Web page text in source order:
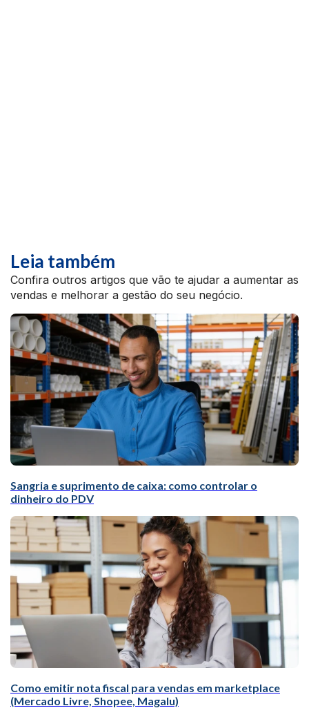
Leia também
Confira outros artigos que vão te ajudar a aumentar as
vendas e melhorar a gestão do seu negócio.
Sangria e suprimento de caixa: como controlar o
dinheiro do PDV
Como emitir nota fiscal para vendas em marketplace
(Mercado Livre, Shopee, Magalu)